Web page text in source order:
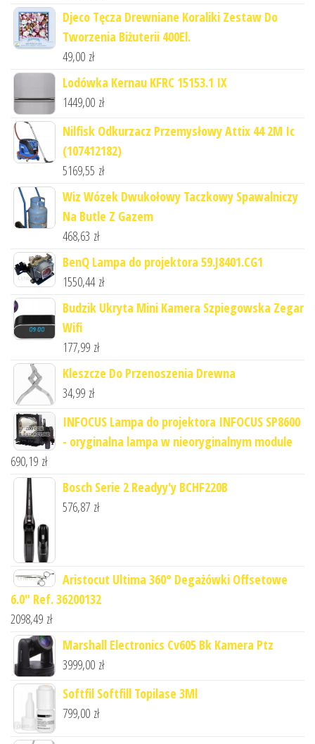
Djeco Tęcza Drewniane Koraliki Zestaw Do
Tworzenia Biżuterii 400El.
49,00 zł
Lodówka Kernau KFRC 15153.1 IX
1449,00 zł
Nilfisk Odkurzacz Przemysłowy Attix 44 2M Ic
(107412182)
5169,55 zł
Wiz Wózek Dwukołowy Taczkowy Spawalniczy
Na Butle Z Gazem
468,63 zł
BenQ Lampa do projektora 59.J8401.CG1
1550,44 zł
Budzik Ukryta Mini Kamera Szpiegowska Zegar
Wifi
177,99 zł
Kleszcze Do Przenoszenia Drewna
34,99 zł
INFOCUS Lampa do projektora INFOCUS SP8600
- oryginalna lampa w nieoryginalnym module
690,19 zł
Bosch Serie 2 Readyy'y BCHF220B
576,87 zł
Aristocut Ultima 360° Degażówki Offsetowe
6.0" Ref. 36200132
2098,49 zł
Marshall Electronics Cv605 Bk Kamera Ptz
3999,00 zł
Softfil Softfill Topilase 3Ml
799,00 zł